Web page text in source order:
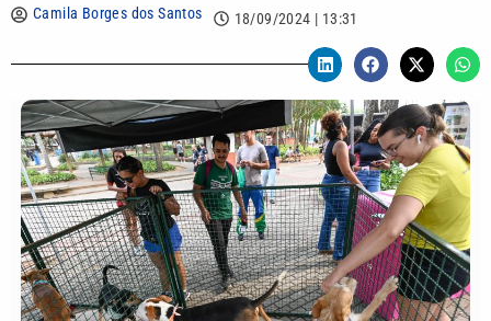
Camila Borges dos Santos 18/09/2024 | 13:31